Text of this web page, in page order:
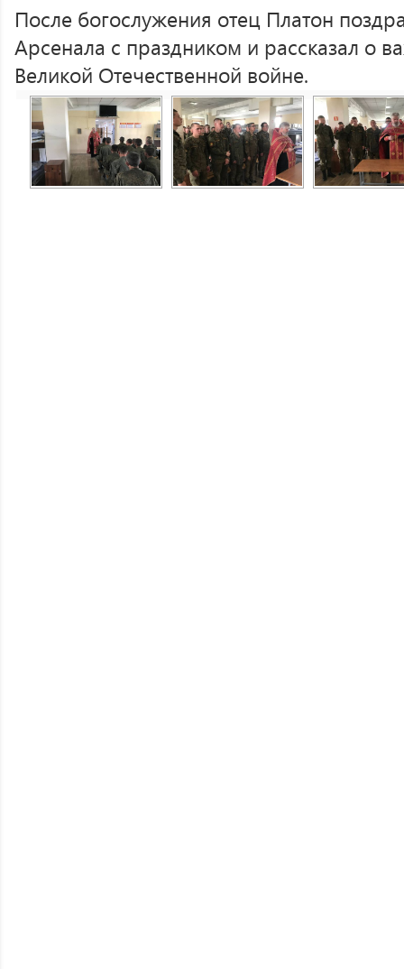
После богослужения отец Платон
Арсенала с праздником и рассказал о
Великой Отечественной войне.